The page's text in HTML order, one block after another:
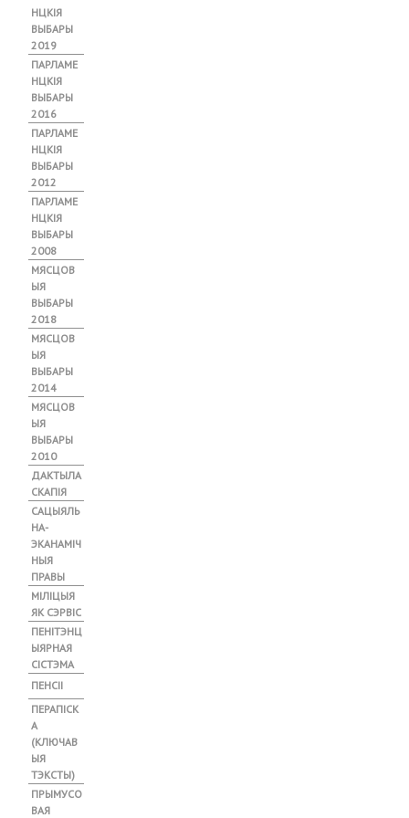
Ў
А
НЦКІЯ
ВЫБАРЫ
2019
ПАРЛАМЕ
НЦКІЯ
ВЫБАРЫ
2016
ПАРЛАМЕ
НЦКІЯ
ВЫБАРЫ
2012
ПАРЛАМЕ
НЦКІЯ
ВЫБАРЫ
2008
МЯСЦОВ
ЫЯ
ВЫБАРЫ
2018
МЯСЦОВ
ЫЯ
ВЫБАРЫ
2014
МЯСЦОВ
ЫЯ
ВЫБАРЫ
2010
ДАКТЫЛА
СКАПІЯ
САЦЫЯЛЬ
НА-
ЭКАНАМІЧ
НЫЯ
ПРАВЫ
МІЛІЦЫЯ
ЯК СЭРВІС
ПЕНІТЭНЦ
ЫЯРНАЯ
СІСТЭМА
ПЕНСІІ
ПЕРАПІСК
А
(КЛЮЧАВ
ЫЯ
ТЭКСТЫ)
ПРЫМУСО
ВАЯ